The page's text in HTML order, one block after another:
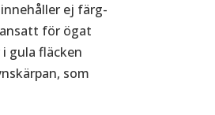
ej färg-
för ögat
gula fläcken
som